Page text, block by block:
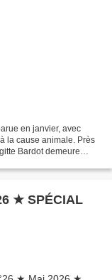
en janvier, avec
la cause animale. Près
Bardot demeure
★ SPÉCIAL